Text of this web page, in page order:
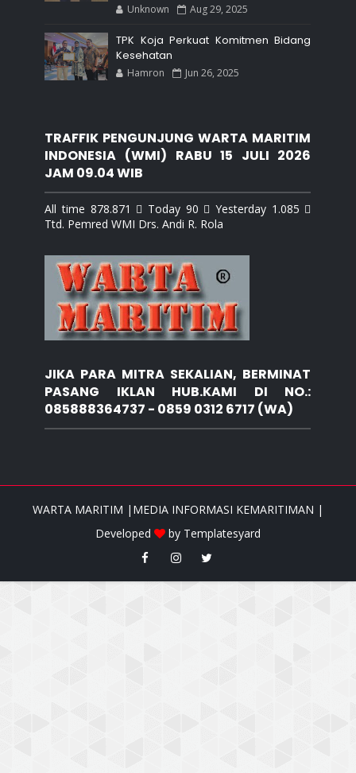
Unknown Aug 29, 2025
TPK Koja Perkuat Komitmen Bidang
Kesehatan
Hamron Jun 26, 2025
TRAFFIK PENGUNJUNG WARTA MARITIM
INDONESIA (WMI) RABU 15 JULI 2026
JAM 09.04 WIB
All time 878.871  Today 90  Yesterday 1.085 
Ttd. Pemred WMI Drs. Andi R. Rola
JIKA PARA MITRA SEKALIAN, BERMINAT
PASANG IKLAN HUB.KAMI DI NO.:
085888364737 - 0859 0312 6717 (WA)
WARTA MARITIM |MEDIA INFORMASI KEMARITIMAN |
Developed
by Templatesyard